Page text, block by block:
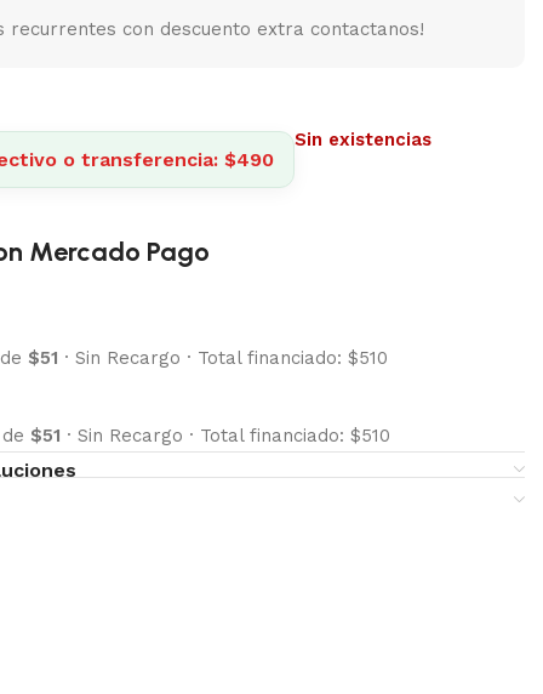
recurrentes con descuento extra contactanos!
o transferencia: $490
Sin existencias
Mercado Pago
$51 · Sin Recargo · Total financiado: $510
$51 · Sin Recargo · Total financiado: $510